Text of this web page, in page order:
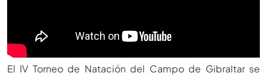
El IV Torneo de Natación del Campo de Gibraltar se